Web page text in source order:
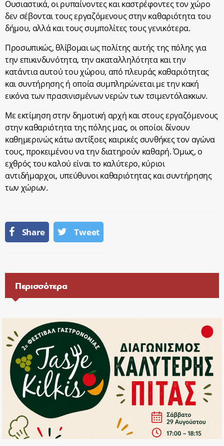
Ουσιαστικά, οι ρυπαίνοντες και καστρέφοντες τον χώρο
δεν σέβονται τους εργαζόμενους στην καθαριότητα του
δήμου, αλλά και τους συμπολίτες τους γενικότερα.
Προσωπικώς, θλίβομαι ως πολίτης αυτής της πόλης για
την επικινδυνότητα, την ακαταλληλότητα και την
κατάντια αυτού του χώρου, από πλευράς καθαριότητας
και συντήρησης ή οποία συμπληρώνεται με την κακή
εικόνα των πρασινισμένων νερών των τσιμεντόλακκων.
Με εκτίμηση στην δημοτική αρχή και στους εργαζόμενους
στην καθαριότητα της πόλης μας, οι οποίοι δίνουν
καθημερινώς κάτω αντίξοες καιρικές συνθήκες τον αγώνα
τους, προκειμένου να την διατηρούν καθαρή. Όμως, ο
εχθρός του καλού είναι το καλύτερο, κύριοι
αντιδήμαρχοι, υπεύθυνοι καθαριότητας και συντήρησης
των χώρων.
Share Tweet
Περισσότερα